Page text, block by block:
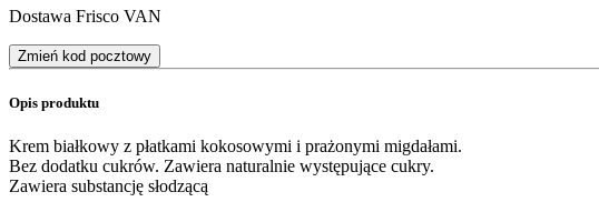
Dostawa Frisco VAN
Zmień kod pocztowy
Opis produktu
Krem białkowy z płatkami kokosowymi i prażonymi migdałami.
Bez dodatku cukrów. Zawiera naturalnie występujące cukry.
Zawiera substancję słodzącą